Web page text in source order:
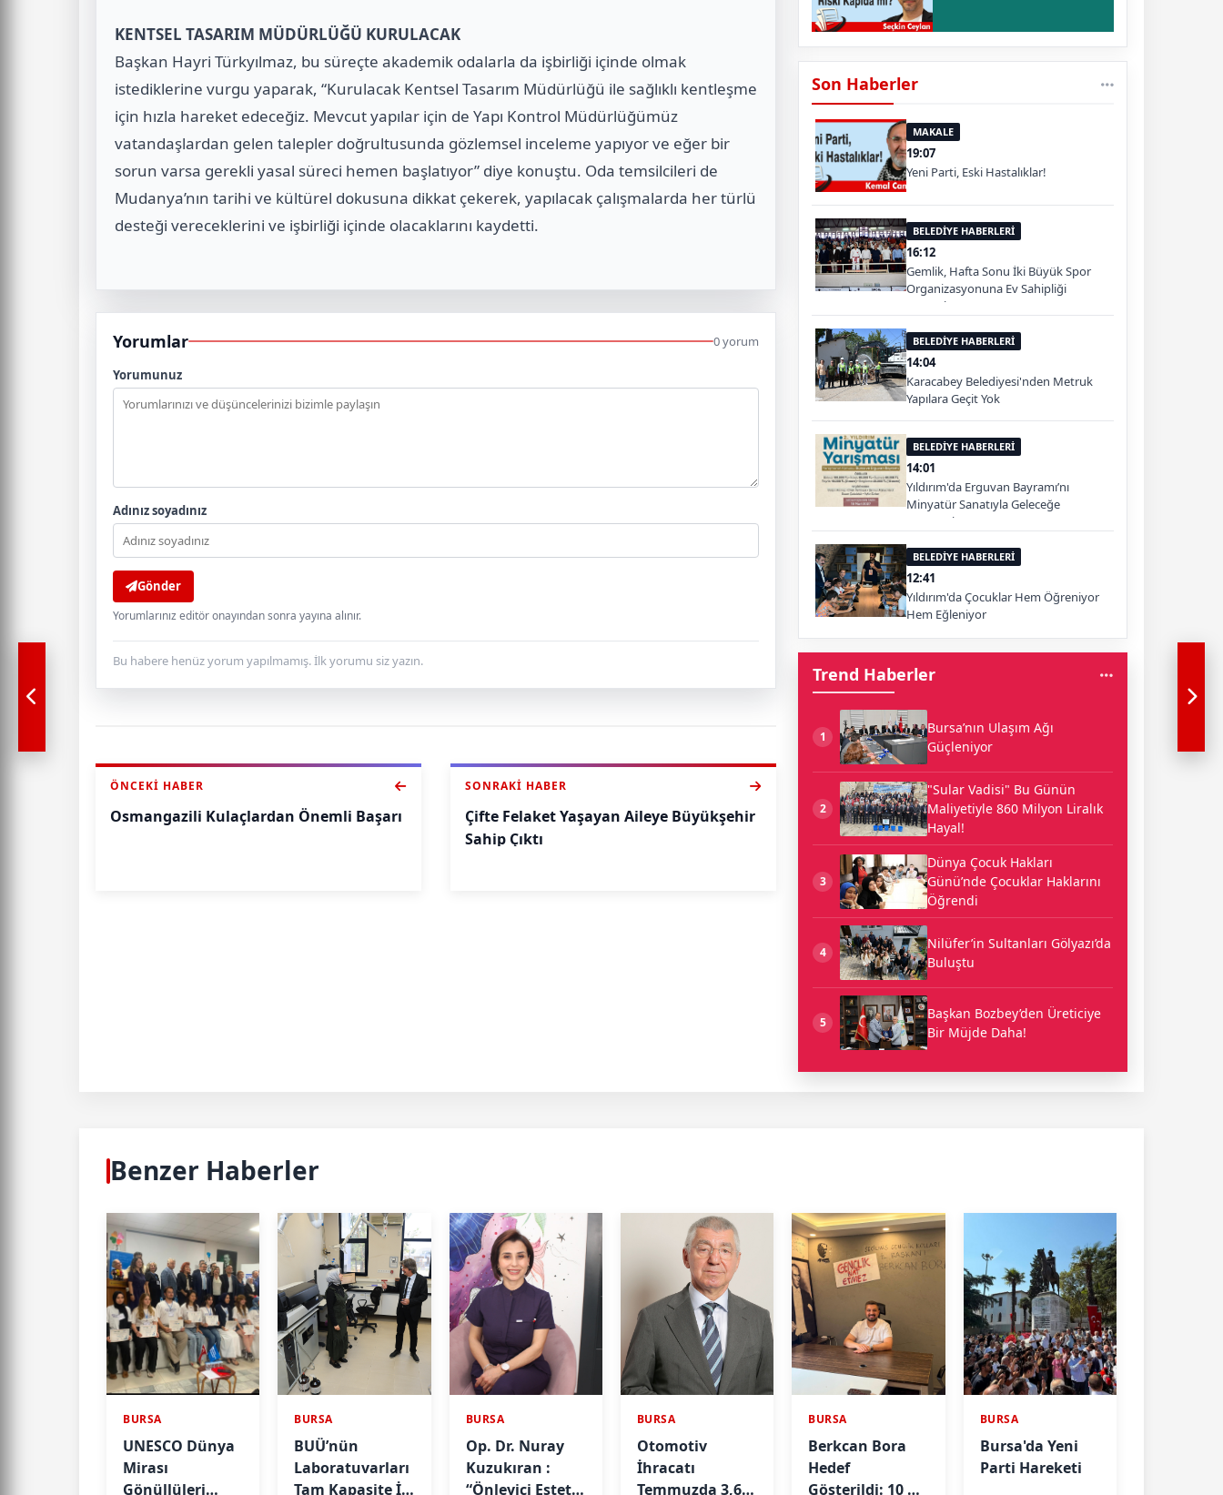
KENTSEL TASARIM MÜDÜRLÜĞÜ KURULACAK
Başkan Hayri Türkyılmaz, bu süreçte akademik odalarla da işbirliği içinde olmak
istediklerine vurgu yaparak, “Kurulacak Kentsel Tasarım Müdürlüğü ile sağlıklı kentleşme
için hızla hareket edeceğiz. Mevcut yapılar için de Yapı Kontrol Müdürlüğümüz
vatandaşlardan gelen talepler doğrultusunda gözlemsel inceleme yapıyor ve eğer bir
sorun varsa gerekli yasal süreci hemen başlatıyor” diye konuştu. Oda temsilcileri de
Mudanya’nın tarihi ve kültürel dokusuna dikkat çekerek, yapılacak çalışmalarda her türlü
desteği vereceklerini ve işbirliği içinde olacaklarını kaydetti.
Yorumlar 0 yorum
Yorumunuz
Adınız soyadınız
Gönder
Yorumlarınız editör onayından sonra yayına alınır.
Bu habere henüz yorum yapılmamış. İlk yorumu siz yazın.
ÖNCEKI HABER
Osmangazili Kulaçlardan Önemli Başarı
SONRAKI HABER
Çifte Felaket Yaşayan Aileye Büyükşehir
Sahip Çıktı
Son Haberler
MAKALE
19:07
Yeni Parti, Eski Hastalıklar!
BELEDİYE HABERLERİ
16:12
Gemlik, Hafta Sonu İki Büyük Spor
Organizasyonuna Ev Sahipliği
Yapacak
BELEDİYE HABERLERİ
14:04
Karacabey Belediyesi'nden Metruk
Yapılara Geçit Yok
BELEDİYE HABERLERİ
14:01
Yıldırım'da Erguvan Bayramı’nı
Minyatür Sanatıyla Geleceğe
Taşınacak
BELEDİYE HABERLERİ
12:41
Yıldırım'da Çocuklar Hem Öğreniyor
Hem Eğleniyor
Trend Haberler
1
Bursa’nın Ulaşım Ağı
Güçleniyor
2
"Sular Vadisi" Bu Günün
Maliyetiyle 860 Milyon Liralık
Hayal!
3
Dünya Çocuk Hakları
Günü’nde Çocuklar Haklarını
Öğrendi
4
Nilüfer’in Sultanları Gölyazı’da
Buluştu
5
Başkan Bozbey’den Üreticiye
Bir Müjde Daha!
Benzer Haberler
BURSA
UNESCO Dünya
Mirası
Gönüllüleri
BURSA
BUÜ’nün
Laboratuvarları
Tam Kapasite İle
BURSA
Op. Dr. Nuray
Kuzukıran :
“Önleyici Estetik
BURSA
Otomotiv
İhracatı
Temmuzda 3,6
BURSA
Berkcan Bora
Hedef
Gösterildi: 10 Yıl
BURSA
Bursa'da Yeni
Parti Hareketi